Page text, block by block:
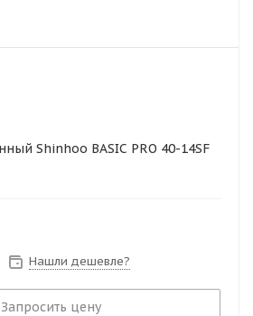
Shinhoo BASIC PRO 40-14SF
Нашли дешевле?
Запросить цену